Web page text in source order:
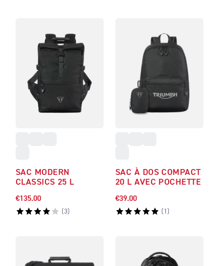
SAC MODERN
CLASSICS 25 L
€135.00
(3)
SAC À DOS COMPACT
20 L AVEC POCHETTE
€39.00
( 1 )